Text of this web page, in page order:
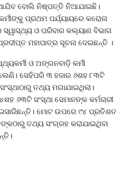
ବୋଲି ନିଷ୍ପତ୍ତି ନିଆଯାଇଛି।
ପ୍ରଥମ ପର୍ଯ୍ୟାୟରେ କରୋନା
ସ୍ୱାସ୍ଥ୍ୟ ଓ ପରିବାର କଲ୍ୟାଣ ବିଭାଗ
ମହାପାତ୍ର ସୂଚନା ଦେଇଛନ୍ତି ।
ଓ ଅଙ୍ଗନବାଡ଼ି କର୍ମୀ
ସେହିପରି ୩ ହଜାର ୬ଶହ ୮୩ଟି
ତଥ୍ୟ ମଗାଯାଇଥିଲା।
୬୩ଟି ସଂସ୍ଥା ସେମାନଙ୍କ କର୍ମଚାରୀ
ମୋଟ ଉପରେ ୯୪ ପ୍ରତିଶତ
ତଥ୍ୟ ସଂଗ୍ରହ କରାଯାଇଥିବା